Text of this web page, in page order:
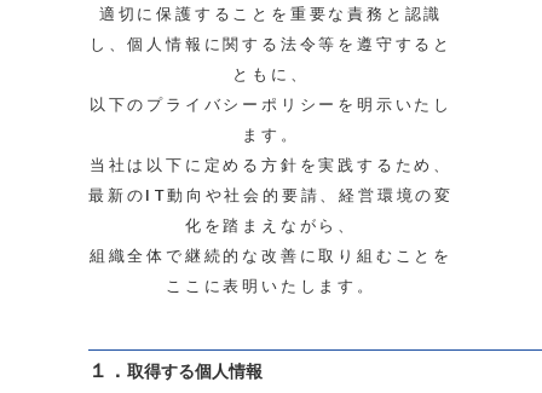
適切に保護することを重要な責務と認識
し、個人情報に関する法令等を遵守すると
ともに、
以下のプライバシーポリシーを明示いたし
ます。
当社は以下に定める方針を実践するため、
最新のIT動向や社会的要請、経営環境の変
化を踏まえながら、
組織全体で継続的な改善に取り組むことを
ここに表明いたします。
１． 取得する個人情報